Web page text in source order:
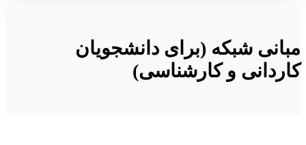
مبانی شبکه (برای دانشجویان
کاردانی و کارشناسی)